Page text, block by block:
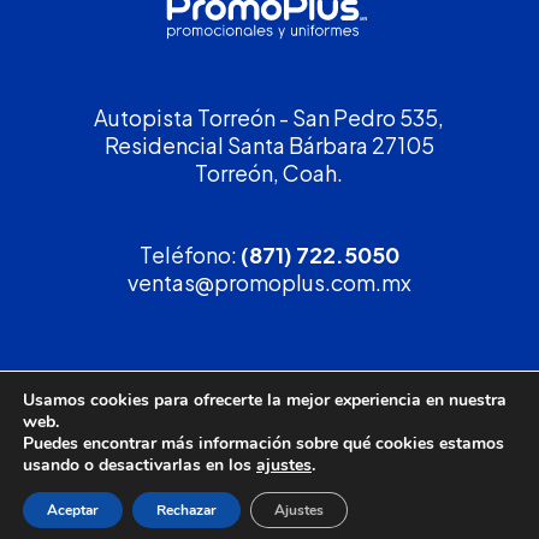
Autopista Torreón - San Pedro 535,
Residencial Santa Bárbara 27105
Torreón, Coah.
Teléfono: (871) 722.5050
ventas@promoplus.com.mx
¡Solicita tucotización!
(800) 90 PROMO
Política de privacidad
Usamos cookies para ofrecerte la mejor experiencia en nuestra
web.
Puedes encontrar más información sobre qué cookies estamos
usando o desactivarlas en los ajustes.
Aceptar Rechazar Ajustes